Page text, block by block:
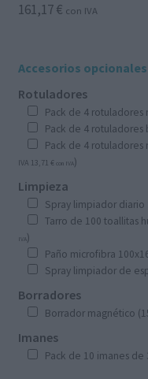
161,17€ con IVA
Accesorios opcionales
Rotuladores
Pack de 4 rotuladores
Pack de 4 rotuladores
Pack de 4 rotuladores
IVA 13,71 € con IVA)
Limpieza
Spray limpiador diario
Tarro de 100 toallitas
IVA)
Paño microfibra
Spray limpiador de
Borradores
Borrador magnético (
Imanes
Pack de 10 imanes de